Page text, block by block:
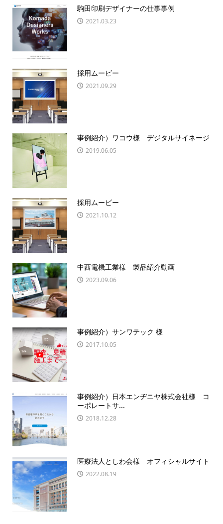
駒田印刷デザイナーの仕事事例
2021.03.23
採用ムービー
2021.09.29
事例紹介）ワコウ様 デジタルサイネージ
2019.06.05
採用ムービー
2021.10.12
中西電機工業様 製品紹介動画
2023.09.06
事例紹介）サンワテック 様
2017.10.05
事例紹介）日本エンヂニヤ株式会社様 コ
ーポレートサ...
2018.12.28
医療法人としわ会様 オフィシャルサイト
2022.08.19